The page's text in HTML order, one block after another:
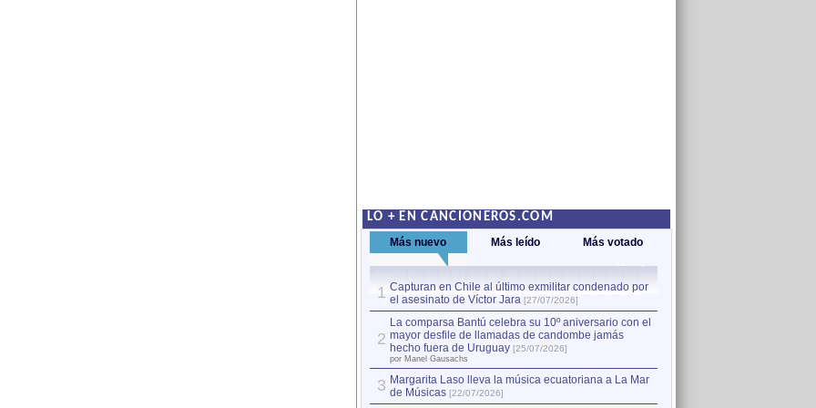
LO + EN CANCIONEROS.COM
Más nuevo Más leído Más votado
1 Capturan en Chile al último exmilitar condenado por
el asesinato de Víctor Jara [27/07/2026]
2
La comparsa Bantú celebra su 10º aniversario con el
mayor desfile de llamadas de candombe jamás
hecho fuera de Uruguay [25/07/2026]
por Manel Gausachs
3 Margarita Laso lleva la música ecuatoriana a La Mar
de Músicas [22/07/2026]